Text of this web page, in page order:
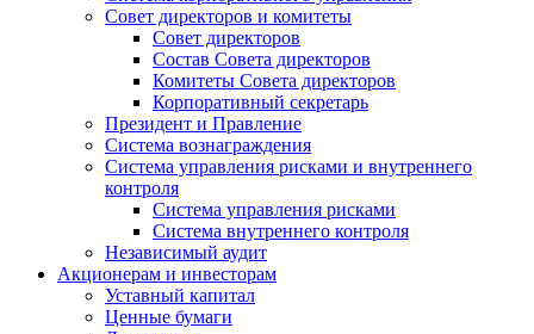
Совет директоров и комитеты
Совет директоров
Состав Совета директоров
Комитеты Совета директоров
Корпоративный секретарь
Президент и Правление
Система вознаграждения
Система управления рисками и внутреннего
контроля
Система управления рисками
Система внутреннего контроля
Независимый аудит
Акционерам и инвесторам
Уставный капитал
Ценные бумаги